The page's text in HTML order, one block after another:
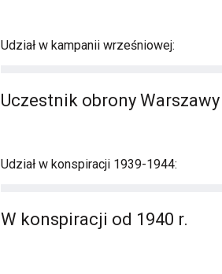
Udział w kampanii wrześniowej:
Uczestnik obrony
Udział w konspiracji 1939-1944:
W konspiracji od 1940 r.